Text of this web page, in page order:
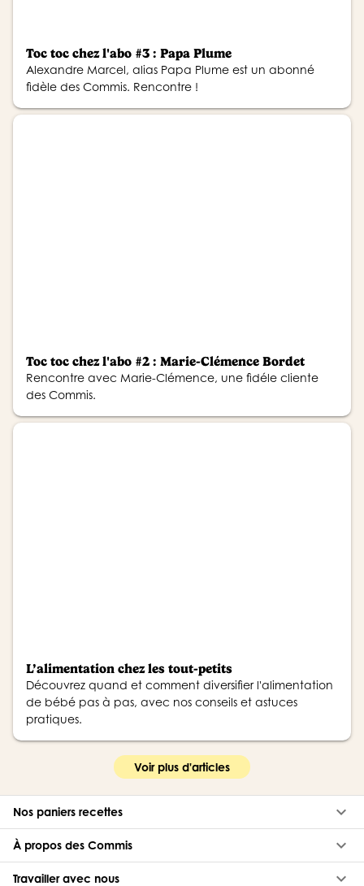
Toc toc chez l'abo #3 : Papa Plume
Alexandre Marcel, alias Papa Plume est un abonné
fidèle des Commis. Rencontre !
Toc toc chez l'abo #2 : Marie-Clémence Bordet
Rencontre avec Marie-Clémence, une fidéle cliente
des Commis.
L’alimentation chez les tout-petits
Découvrez quand et comment diversifier l'alimentation
de bébé pas à pas, avec nos conseils et astuces
pratiques.
Voir plus d'articles
Nos paniers recettes keyboard_arrow_down
À propos des Commis keyboard_arrow_down
Travailler avec nous keyboard_arrow_down